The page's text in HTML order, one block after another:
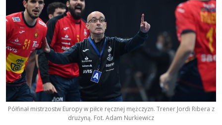
Półfinał mistrzostw Europy w piłce ręcznej mężczyzn. Trener Jordi Ribera z
drużyną. Fot. Adam Nurkiewicz